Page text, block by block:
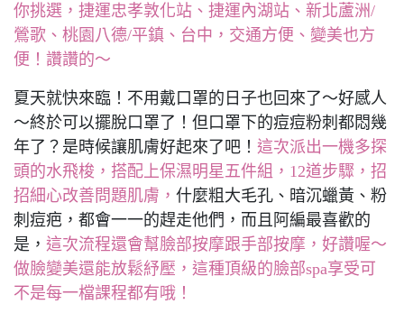
你挑選，捷運忠孝敦化站、捷運內湖站、新北蘆洲/
鶯歌、桃園八德/平鎮、台中，交通方便、變美也方
便！讚讚的～
夏天就快來臨！不用戴口罩的日子也回來了～好感人
～終於可以擺脫口罩了！但口罩下的痘痘粉刺都悶幾
年了？是時候讓肌膚好起來了吧！ 這次派出一機多探
頭的水飛梭，搭配上保濕明星五件組，12道步驟，招
招細心改善問題肌膚， 什麼粗大毛孔、暗沉蠟黃、粉
刺痘疤，都會一一的趕走他們，而且阿編最喜歡的
是， 這次流程還會幫臉部按摩跟手部按摩，好讚喔～
做臉變美還能放鬆紓壓，這種頂級的臉部spa享受可
不是每一檔課程都有哦！